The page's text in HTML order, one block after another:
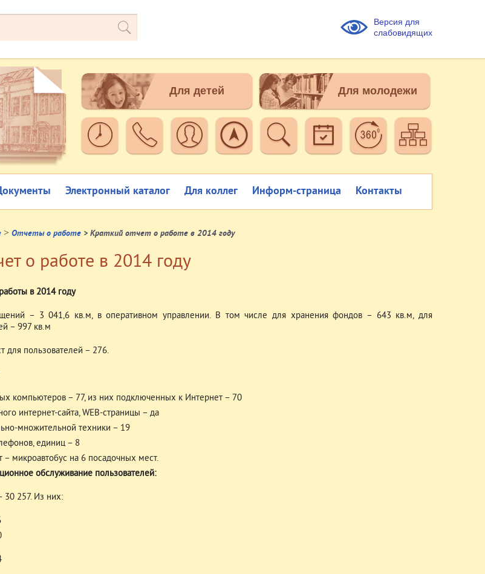
Версия для
слабовидящих
Для детей Для молодежи
Электронный каталог Для коллег Информ-страница Контакты
> Отчеты о работе > Краткий отчет о работе в 2014 году
о работе в 2014 году
в 2014 году
– 3 041,6 кв.м, в оперативном управлении. В том числе для хранения фондов – 643 кв.м, для
– 997 кв.м
для пользователей – 276.
компьютеров – 77, из них подключенных к Интернет – 70
интернет-сайта, WEB-страницы – да
множительной техники – 19
единиц – 8
– микроавтобус на 6 посадочных мест.
обслуживание пользователей:
30 257. Из них: